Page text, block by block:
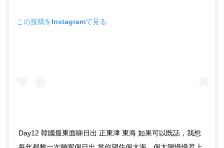
この投稿をInstagramで見る
Day12 韓國最東面睇日出 正東津 東海 如果可以既話，我想